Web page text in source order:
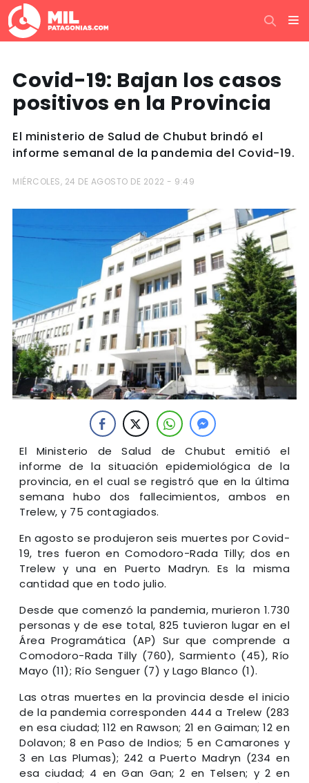
Covid-19: Bajan los casos
positivos en la Provincia
El ministerio de Salud de Chubut brindó el
informe semanal de la pandemia del Covid-19.
MIÉRCOLES, 24 DE AGOSTO DE 2022 - 9:49
El Ministerio de Salud de Chubut emitió el
informe de la situación epidemiológica de la
provincia, en el cual se registró que en la última
semana hubo dos fallecimientos, ambos en
Trelew, y 75 contagiados.
En agosto se produjeron seis muertes por Covid-
19, tres fueron en Comodoro-Rada Tilly; dos en
Trelew y una en Puerto Madryn. Es la misma
cantidad que en todo julio.
Desde que comenzó la pandemia, murieron 1.730
personas y de ese total, 825 tuvieron lugar en el
Área Programática (AP) Sur que comprende a
Comodoro-Rada Tilly (760), Sarmiento (45), Río
Mayo (11); Río Senguer (7) y Lago Blanco (1).
Las otras muertes en la provincia desde el inicio
de la pandemia corresponden 444 a Trelew (283
en esa ciudad; 112 en Rawson; 21 en Gaiman; 12 en
Dolavon; 8 en Paso de Indios; 5 en Camarones y
3 en Las Plumas); 242 a Puerto Madryn (234 en
esa ciudad; 4 en Gan Gan; 2 en Telsen; y 2 en